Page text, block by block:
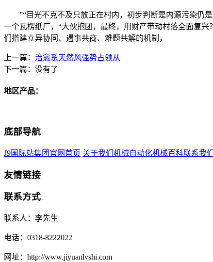
”“目光不克不及只放正在村内，初步判断是内源污染仍是
一个瓦楞纸厂，“大伙抱团，最终，用财产带动村落全面复
们搭建立异协同、遇事共商、难题共解的机制，
上一篇： 治愈系天然风强势占领从
下一篇：没有了
地区产品：
底部导航
J9国际站集团官网首页 关于我们 机械自动化机械百科联系我们
友情链接
联系方式
联系人：李先生
电话：0318-8222022
网址：http://www.jiyuanlvshi.com